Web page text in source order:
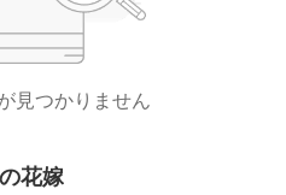
見つかりません
花嫁